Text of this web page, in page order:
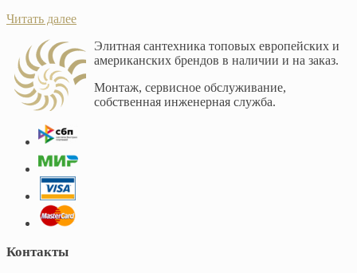
Читать далее
Элитная сантехника топовых европейских и
американских брендов в наличии и на заказ.
Монтаж, сервисное обслуживание,
собственная инженерная служба.
Контакты